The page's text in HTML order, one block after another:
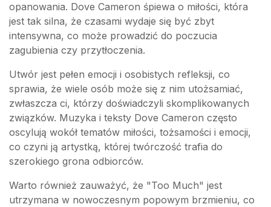
opanowania. Dove Cameron śpiewa o miłości, która
jest tak silna, że czasami wydaje się być zbyt
intensywna, co może prowadzić do poczucia
zagubienia czy przytłoczenia.
Utwór jest pełen emocji i osobistych refleksji, co
sprawia, że wiele osób może się z nim utożsamiać,
zwłaszcza ci, którzy doświadczyli skomplikowanych
związków. Muzyka i teksty Dove Cameron często
oscylują wokół tematów miłości, tożsamości i emocji,
co czyni ją artystką, której twórczość trafia do
szerokiego grona odbiorców.
Warto również zauważyć, że "Too Much" jest
utrzymana w nowoczesnym popowym brzmieniu, co